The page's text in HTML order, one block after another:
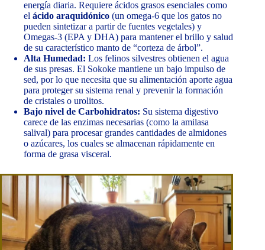
energía diaria. Requiere ácidos grasos esenciales como
el ácido araquidónico (un omega-6 que los gatos no
pueden sintetizar a partir de fuentes vegetales) y
Omegas-3 (EPA y DHA) para mantener el brillo y salud
de su característico manto de “corteza de árbol”.
Alta Humedad: Los felinos silvestres obtienen el agua
de sus presas. El Sokoke mantiene un bajo impulso de
sed, por lo que necesita que su alimentación aporte agua
para proteger su sistema renal y prevenir la formación
de cristales o urolitos.
Bajo nivel de Carbohidratos: Su sistema digestivo
carece de las enzimas necesarias (como la amilasa
salival) para procesar grandes cantidades de almidones
o azúcares, los cuales se almacenan rápidamente en
forma de grasa visceral.